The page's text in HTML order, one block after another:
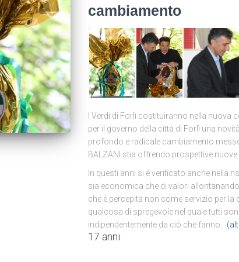
cambiamento
I Verdi di Forlì costituiranno nella nuova
per il governo della città di Forlì una
profondo e radicale cambiamento
BALZANI stia offrendo prospettive
In questi anni si è verificato anche nella
sia economica che di valori
che è percepita non come servizio per
qualcosa di spregevole nel quale tutti
indipendentemente da ciò che fanno.
17 anni